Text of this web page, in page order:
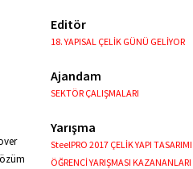
Editör
18. YAPISAL ÇELİK GÜNÜ GELİYOR
Ajandam
SEKTÖR ÇALIŞMALARI
Yarışma
SteelPRO 2017 ÇELİK YAPI TASARIMI
ÖĞRENCİ YARIŞMASI KAZANANLARI